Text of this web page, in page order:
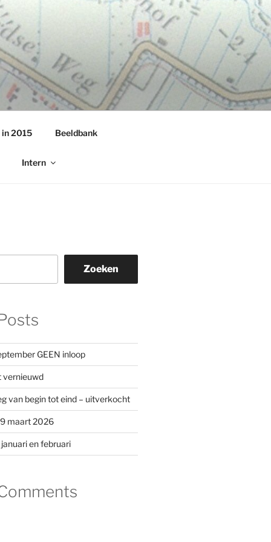
2015 Beeldbank
Intern
Zoeken
GEEN inloop
vernieuwd
van begin tot eind – uitverkocht
maart 2026
en februari